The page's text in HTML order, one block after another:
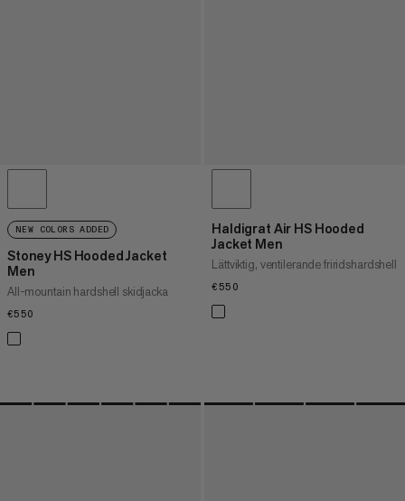
NEW COLORS ADDED
Stoney HS Hooded Jacket
Men
All-mountain hardshell skidjacka
€550
Haldigrat Air HS Hooded
Jacket Men
Lättviktig, ventilerande friridshardshell
€550